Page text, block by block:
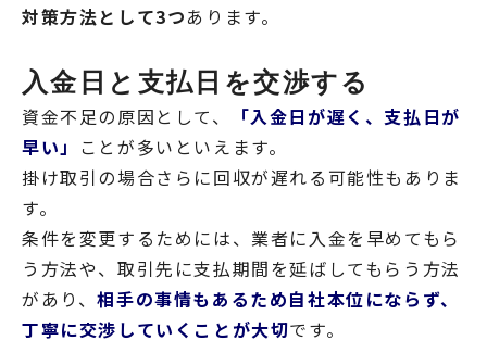
対策方法として3つあります。
入金日と支払日を交渉する
資金不足の原因として、
「入金日が遅く、支払日が
早い」
ことが多いといえます。
掛け取引の場合さらに回収が遅れる可能性もありま
す。
条件を変更するためには、業者に入金を早めてもら
う方法や、取引先に支払期間を延ばしてもらう方法
があり、相手の事情もあるため自社本位にならず、
丁寧に交渉していくことが大切です。